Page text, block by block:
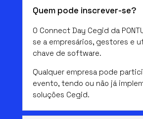
Quem pode inscrever-se?
O Connect Day Cegid da
se a empresários, gestores e
chave de software.
Qualquer empresa pode
evento, tendo ou não já
soluções Cegid.